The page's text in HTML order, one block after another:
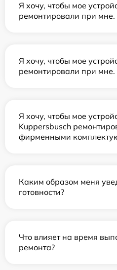
Я хочу, чтобы мое
ремонтировали при мне.
Я хочу, чтобы мое
ремонтировали при мне.
Я хочу, чтобы мое
Kuppersbusch
фирменными
Каким образом меня
готовности?
Что влияет на время
ремонта?